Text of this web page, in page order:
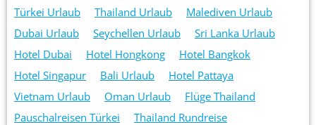
Türkei Urlaub Thailand Urlaub
Malediven Urlaub
Dubai Urlaub
Seychellen Urlaub
Sri Lanka Urlaub
Hotel Dubai
Hotel Hongkong
Hotel Bangkok
Hotel Singapur
Bali Urlaub
Hotel Pattaya
Vietnam Urlaub
Oman Urlaub
Flüge Thailand
Pauschalreisen Türkei
Thailand Rundreise